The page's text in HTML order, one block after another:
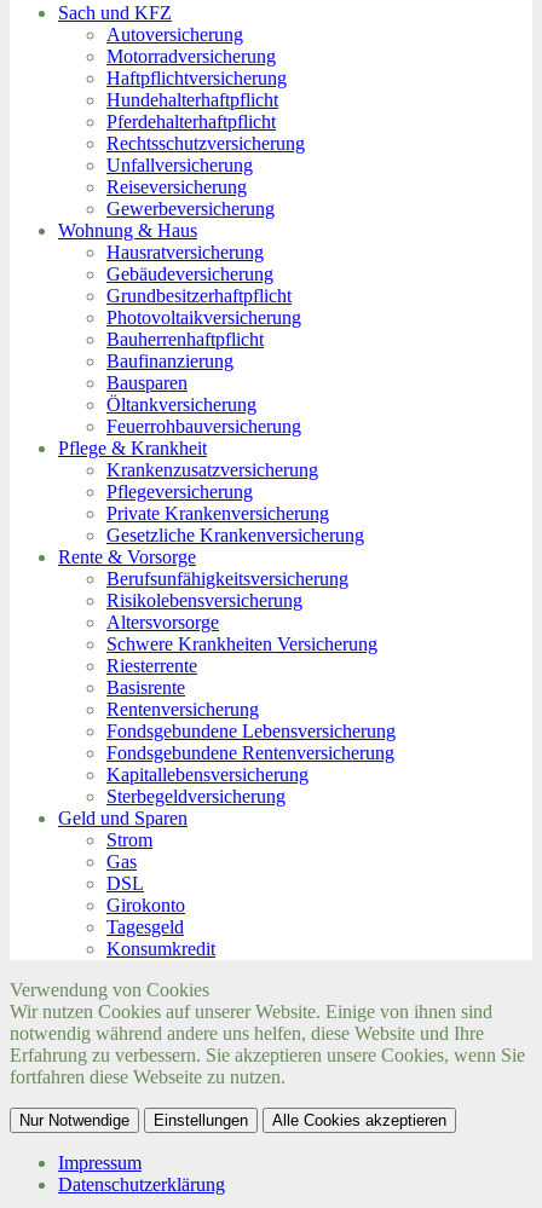
Sach und KFZ
Autoversicherung
Motorradversicherung
Haftpflichtversicherung
Hundehalterhaftpflicht
Pferdehalterhaftpflicht
Rechtsschutzversicherung
Unfallversicherung
Reiseversicherung
Gewerbeversicherung
Wohnung & Haus
Hausratversicherung
Gebäudeversicherung
Grundbesitzerhaftpflicht
Photovoltaikversicherung
Bauherrenhaftpflicht
Baufinanzierung
Bausparen
Öltankversicherung
Feuerrohbauversicherung
Pflege & Krankheit
Krankenzusatzversicherung
Pflegeversicherung
Private Krankenversicherung
Gesetzliche Krankenversicherung
Rente & Vorsorge
Berufs­unfähigkeitsversicherung
Risikolebensversicherung
Altersvorsorge
Schwere Krankheiten Versicherung
Riesterrente
Basisrente
Rentenversicherung
Fondsgebundene Lebensversicherung
Fondsgebundene Rentenversicherung
Kapitallebensversicherung
Sterbegeldversicherung
Geld und Sparen
Strom
Gas
DSL
Girokonto
Tagesgeld
Konsumkredit
Verwendung von Cookies
Wir nutzen Cookies auf unserer Website. Einige von ihnen sind
notwendig während andere uns helfen, diese Website und Ihre
Erfahrung zu verbessern. Sie akzeptieren unsere Cookies, wenn Sie
fortfahren diese Webseite zu nutzen.
Nur Notwendige Einstellungen Alle Cookies akzeptieren
Impressum
Datenschutzerklärung